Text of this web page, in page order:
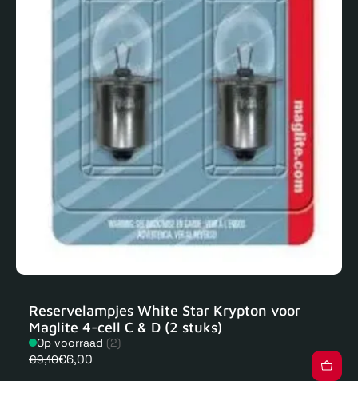
Reservelampjes White Star Krypton voor
Maglite 4-cell C & D (2 stuks)
Op voorraad (2)
€9,10€6,00